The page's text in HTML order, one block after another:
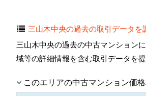
三山木中央の過去の取引データを
三山木中央の過去の中古マンション
域等の詳細情報を含む取引データを提
このエリアの中古マンション価